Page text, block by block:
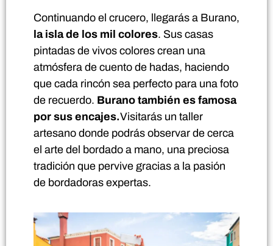
Continuando el crucero, llegarás a Burano,
la isla de los mil colores. Sus casas
pintadas de vivos colores crean una
atmósfera de cuento de hadas, haciendo
que cada rincón sea perfecto para una foto
de recuerdo. Burano también es famosa
por sus encajes.Visitarás un taller
artesano donde podrás observar de cerca
el arte del bordado a mano, una preciosa
tradición que pervive gracias a la pasión
de bordadoras expertas.